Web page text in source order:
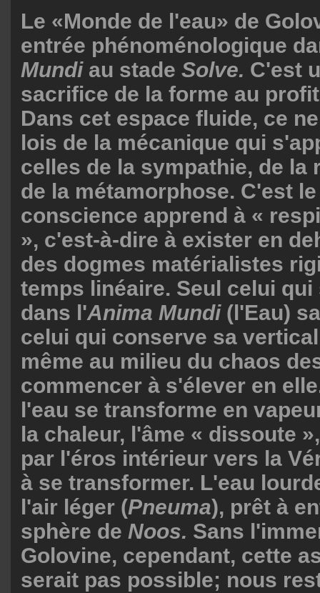
Le «Monde de l'eau» de
entrée phénoménologique
Mundi au stade Solve. C'est
sacrifice de la forme au
Dans cet espace fluide, ce
lois de la mécanique qui
celles de la sympathie, de la
de la métamorphose. C'est
conscience apprend à «
», c'est-à-dire à exister en
des dogmes matérialistes
temps linéaire. Seul celui
dans l'Anima Mundi (l'Eau)
celui qui conserve sa
même au milieu du chaos
commencer à s'élever en
l'eau se transforme en
la chaleur, l'âme « dissoute
par l'éros intérieur vers la
à se transformer. L'eau
l'air léger (Pneuma), prêt à
sphère de Noos. Sans
Golovine, cependant, cette
serait pas possible; nous